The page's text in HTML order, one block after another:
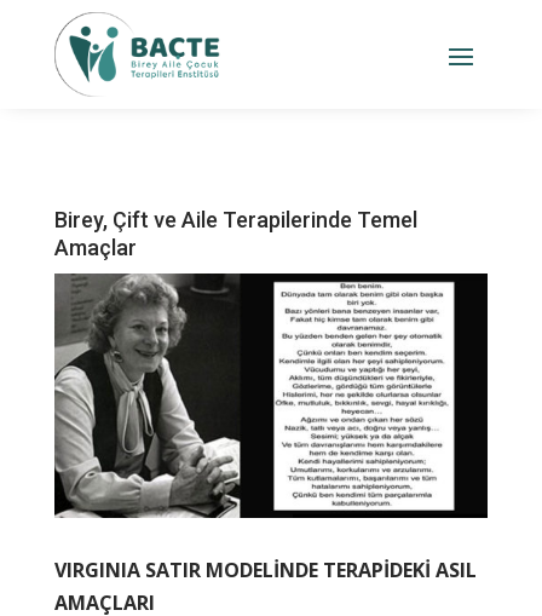
Birey, Çift ve Aile Terapilerinde Temel
Amaçlar
VIRGINIA SATIR MODELİNDE TERAPİDEKİ ASIL
AMAÇLARI